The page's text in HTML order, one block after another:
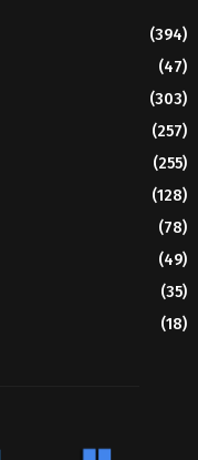
(394)
(47)
(303)
(257)
(255)
(128)
(78)
(49)
(35)
(18)